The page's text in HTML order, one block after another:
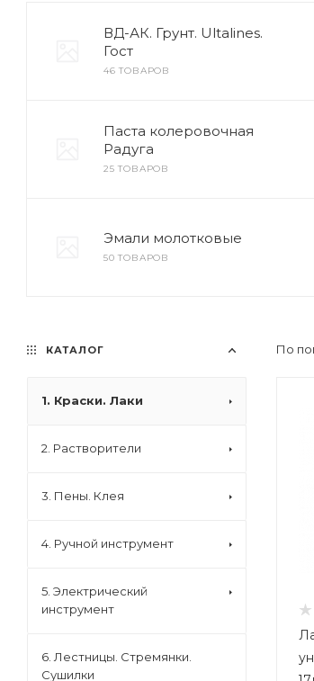
ВД-АК. Грунт. Ultalines.
Гост
46 ТОВАРОВ
Паста колеровочная
Радуга
25 ТОВАРОВ
Эмали молотковые
50 ТОВАРОВ
По
КАТАЛОГ
1. Краски. Лаки
2. Растворители
3. Пены. Клея
4. Ручной инструмент
5. Электрический
инструмент
6. Лестницы. Стремянки.
Сушилки